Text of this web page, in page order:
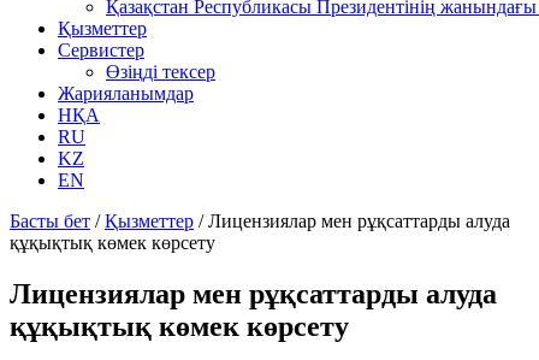
Қазақстан Республикасы Президентінің
Қызметтер
Сервистер
Өзіңді тексер
Жарияланымдар
НҚА
RU
KZ
EN
Басты бет /Қызметтер /Лицензиялар мен рұқсаттарды алуда
құқықтық көмек көрсету
Лицензиялар мен рұқсаттарды алуда
құқықтық көмек көрсету